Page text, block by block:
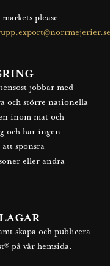
please
jobbar med
och större nationella
inom mat och
och har ingen
sponsra
eller andra
skapa och publicera
på vår hemsida.